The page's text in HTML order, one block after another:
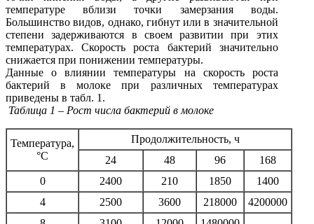
температуре вблизи точки замерзания воды.
Большинство видов, однако, гибнут или в значительной
степени задерживаются в своем развитии при этих
температурах. Скорость роста бактерий значительно
снижается при понижении температуры.
Данные о влиянии температуры на скорость роста
бактерий в молоке при различных температурах
приведены в табл. 1.
Таблица 1 – Рост числа бактерий в молоке
Температура,
°С
Продолжительность, ч
24
48 96
168
0
2400 210 1850
1400
4
2500 3600 218000
4200000